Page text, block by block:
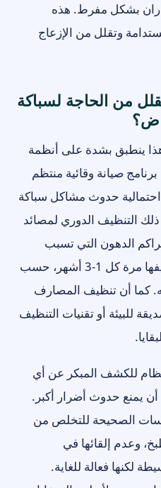
بشكل مفرط. هذه
وتقلل من الإزعاج
من الحاجة لسباكة
ينطبق بشدة على أنظمة
صيانة وقائية منتظم
حدوث مشاكل سباكة
التنظيف الدوري لمصائد
الدهون التي تسبب
الانسدادات. يوصى عادةً بتنظيفها مرة كل 1-3 أشهر، حسب
كما أن تنظيف المصارف
للبيئة أو تقنيات التنظيف
للكشف المبكر عن أي
يمنع حدوث أضرار أكبر.
الصحيحة للتخلص من
وعدم إلقائها في
لكنها فعالة للغاية.